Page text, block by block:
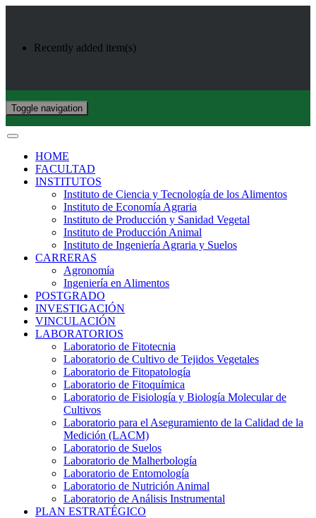
Recently added item(s)
Toggle navigation
HOME
FACULTAD
INSTITUTOS
Instituto de Ciencia y Tecnología de los Alimentos
Instituto de Economía Agraria
Instituto de Producción y Sanidad Vegetal
Instituto de Producción Animal
Instituto de Ingeniería Agraria y Suelos
CARRERAS
Agronomía
Ingeniería en Alimentos
POSTGRADO
INVESTIGACIÓN
VINCULACIÓN
LABORATORIOS
Laboratorio de Fitotecnia
Laboratorio de Cultivo de Tejidos Vegetales
Laboratorio de Fitopatología
Laboratorio de Fitoquímica
Laboratorio de Fisiología y Biología Molecular de
Cultivos
Laboratorio para el Aseguramiento de la Calidad de la
Medición (LACM)
Laboratorio de Suelos
Laboratorio de Malherbología
Laboratorio de Entomología
Laboratorio de Nutrición Animal
Laboratorio de Análisis Instrumental
PLAN ESTRATÉGICO